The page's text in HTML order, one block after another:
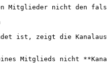
Mitglieder nicht den
ist, zeigt die
Mitglieds nicht